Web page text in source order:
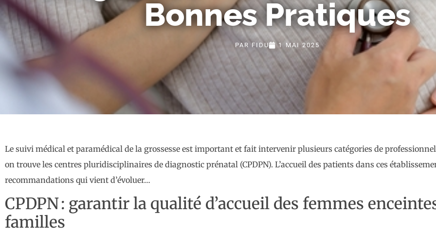
Bonnes Pratiques
PAR FIDU 1 MAI 2025
Le suivi médical et paramédical de la grossesse est important et fait intervenir plusieurs catégories de
on trouve les centres pluridisciplinaires de diagnostic prénatal (CPDPN). L’accueil des patients dans ces
recommandations qui vient d’évoluer…
CPDPN : garantir la qualité d’accueil des femmes
familles